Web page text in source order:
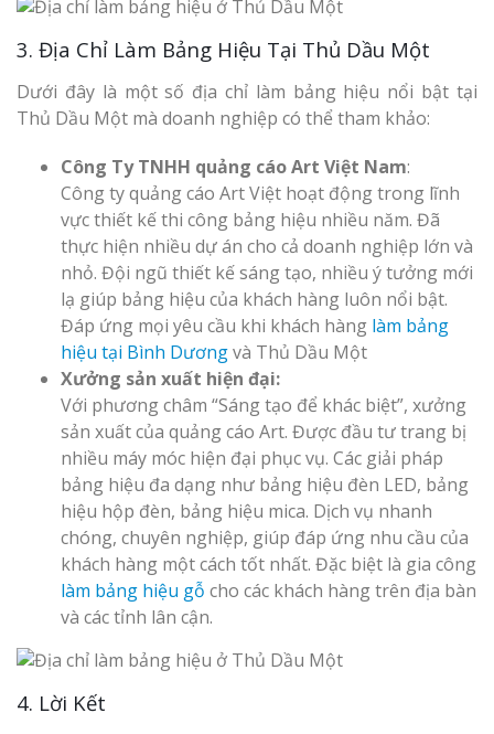
3. Địa Chỉ Làm Bảng Hiệu Tại Thủ Dầu Một
Dưới đây là một số địa chỉ làm bảng hiệu nổi bật tại
Thủ Dầu Một mà doanh nghiệp có thể tham khảo:
Công Ty TNHH quảng cáo Art Việt Nam:
Công ty quảng cáo Art Việt hoạt động trong lĩnh
vực thiết kế thi công bảng hiệu nhiều năm. Đã
thực hiện nhiều dự án cho cả doanh nghiệp lớn và
nhỏ. Đội ngũ thiết kế sáng tạo, nhiều ý tưởng mới
lạ giúp bảng hiệu của khách hàng luôn nổi bật.
Đáp ứng mọi yêu cầu khi khách hàng làm bảng
hiệu tại Bình Dươngvà Thủ Dầu Một
Xưởng sản xuất hiện đại:
Với phương châm “Sáng tạo để khác biệt”, xưởng
sản xuất của quảng cáo Art. Được đầu tư trang bị
nhiều máy móc hiện đại phục vụ. Các giải pháp
bảng hiệu đa dạng như bảng hiệu đèn LED, bảng
hiệu hộp đèn, bảng hiệu mica. Dịch vụ nhanh
chóng, chuyên nghiệp, giúp đáp ứng nhu cầu của
khách hàng một cách tốt nhất. Đặc biệt là gia công
làm bảng hiệu gỗ cho các khách hàng trên địa bàn
và các tỉnh lân cận.
4. Lời Kết